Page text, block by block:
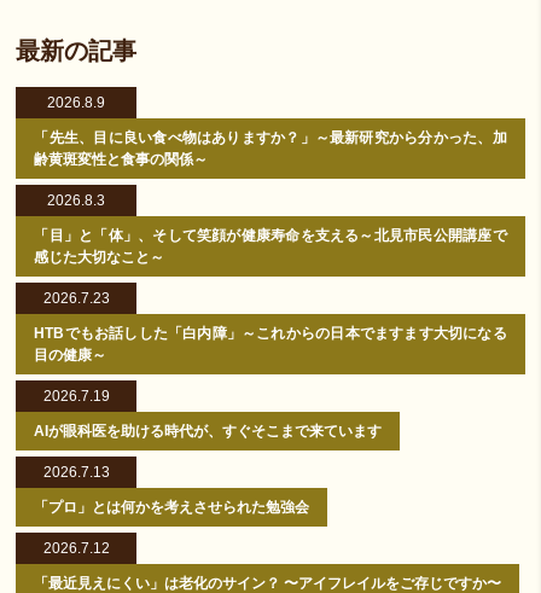
最新の記事
2026.8.9
「先生、目に良い食べ物はありますか？」～最新研究から分かった、加
齢黄斑変性と食事の関係～
2026.8.3
「目」と「体」、そして笑顔が健康寿命を支える～北見市民公開講座で
感じた大切なこと～
2026.7.23
HTBでもお話しした「白内障」～これからの日本でますます大切になる
目の健康～
2026.7.19
AIが眼科医を助ける時代が、すぐそこまで来ています
2026.7.13
「プロ」とは何かを考えさせられた勉強会
2026.7.12
「最近見えにくい」は老化のサイン？ 〜アイフレイルをご存じですか〜